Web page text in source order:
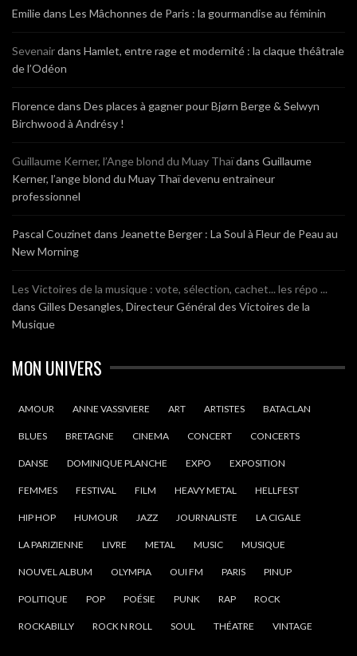
Emiliedans Les Mâchonnes de Paris : la gourmandise au féminin
Sevenairdans Hamlet, entre rage et modernité : la claque théâtrale
de l’Odéon
Florencedans Des places à gagner pour Bjørn Berge & Selwyn
Birchwood à Andrésy !
Guillaume Kerner, l’Ange blond du Muay Thaïdans Guillaume
Kerner, l’ange blond du Muay Thaï devenu entraineur
professionnel
Pascal Couzinet dans Jeanette Berger : La Soul à Fleur de Peau au
New Morning
Les Victoires de la musique : vote, sélection, cachet... les répo ...
dans Gilles Desangles, Directeur Général des Victoires de la
Musique
MON UNIVERS
AMOUR ANNE VASSIVIERE ART ARTISTES BATACLAN
BLUES BRETAGNE CINEMA CONCERT CONCERTS
DANSE DOMINIQUE PLANCHE EXPO EXPOSITION
FEMMES FESTIVAL FILM HEAVY METAL HELLFEST
HIP HOP HUMOUR JAZZ JOURNALISTE LA CIGALE
LA PARIZIENNE LIVRE METAL MUSIC MUSIQUE
NOUVEL ALBUM OLYMPIA OUI FM PARIS PINUP
POLITIQUE POP POÉSIE PUNK RAP ROCK
ROCKABILLY ROCK N ROLL SOUL THÉATRE VINTAGE